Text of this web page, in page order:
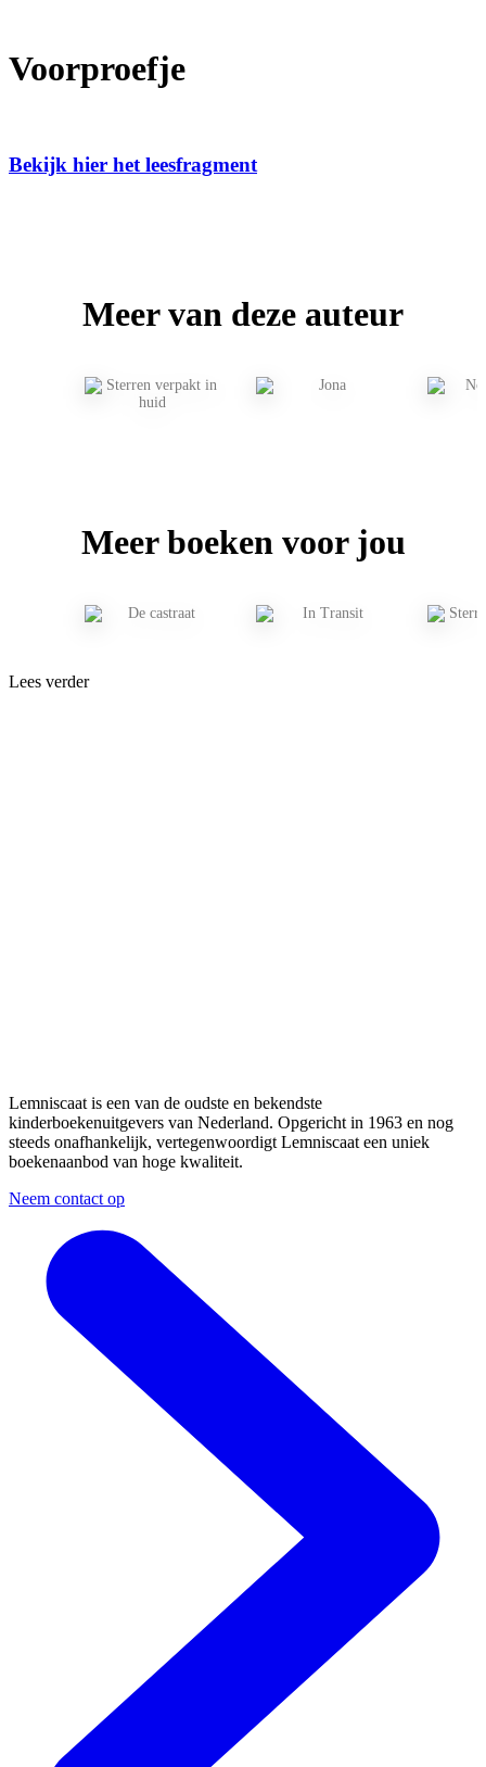
Voorproefje
Bekijk hier het leesfragment
Meer van deze auteur
Meer boeken voor jou
Lees verder
Lemniscaat is een van de oudste en bekendste
kinderboekenuitgevers van Nederland. Opgericht in 1963 en nog
steeds onafhankelijk, vertegenwoordigt Lemniscaat een uniek
boekenaanbod van hoge kwaliteit.
Neem contact op